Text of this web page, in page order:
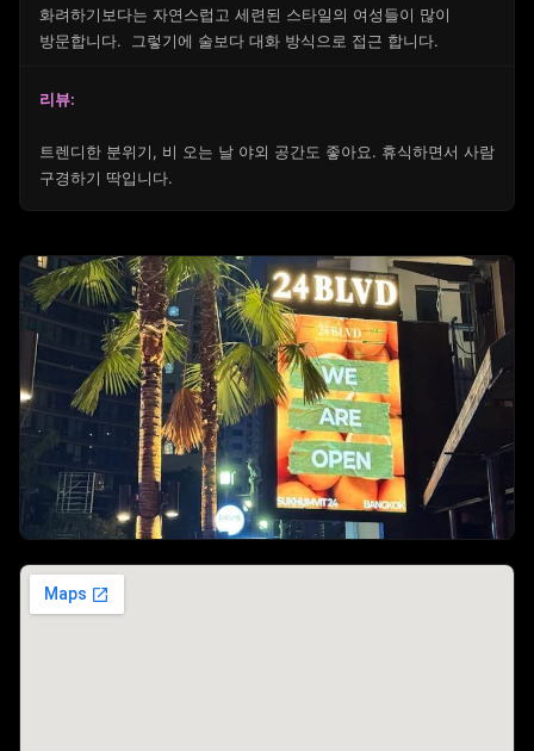
화려하기보다는 자연스럽고 세련된 스타일의 여성들이 많이
방문합니다. 그렇기에 술보다 대화 방식으로 접근 합니다.
리뷰:
트렌디한 분위기, 비 오는 날 야외 공간도 좋아요. 휴식하면서 사람
구경하기 딱입니다.